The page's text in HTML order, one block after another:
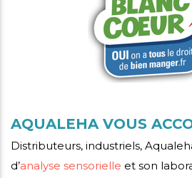
AQUALEHA VOUS
Distributeurs, industriels,
d’analyse sensorielle et son